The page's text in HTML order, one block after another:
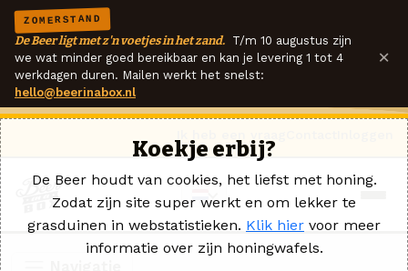
ZOMERSTAND
De Beer ligt met z'n voetjes in het zand. T/m 10 augustus zijn
we wat minder goed bereikbaar en kan je levering 1 tot 4
werkdagen duren. Mailen werkt het snelst:
hello@beerinabox.nl
×
Koekje erbij?
De Beer houdt van cookies, het liefst met honing.
Zodat zijn site super werkt en om lekker te
grasduinen in webstatistieken. Klik hier voor meer
informatie over zijn honingwafels.